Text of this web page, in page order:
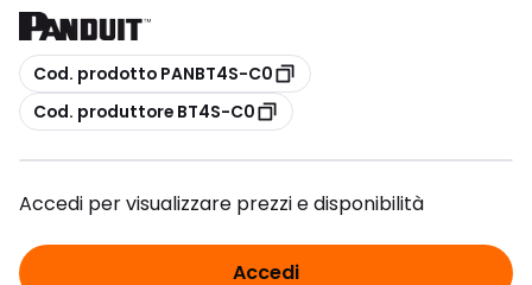
copia
Cod. prodotto PANBT4S-C0
copia
Cod. produttore BT4S-C0
Accedi per visualizzare prezzi e disponibilità
Accedi